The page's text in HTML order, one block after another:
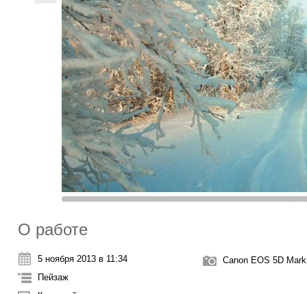
О работе
5 ноября 2013 в 11:34
Пейзаж
Canon EOS 5D